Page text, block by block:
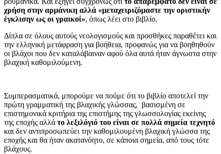
χρήση στην αρμάνικη αλλά «μεταχειριζόμαστε την οριστικήν
έγκλισην ως οι γραικοί», όπως λέει στο βιβλίο.
Δίπλα σε όλους αυτούς νεολογισμούς και προσθήκες παραθέτει και
την ελληνική μετάφραση για βοήθεια, προφανώς για να βοηθηθούν
οι βλάχοι που δεν καταλάβαιναν αφού όλα αυτά ήταν άγνωστα στην
βλαχική καθομιλούμενη.
Συμπερασματικά, μπορούμε να πούμε ότι το βιβλίο αποτελεί την
πρώτη γραμματική της βλαχικής γλώσσας, βασισμένη σε
επιστημονικά κριτήρια της επιστήμης της γλωσσολογίας εκείνης
της εποχής αλλά το λεξιλόγιό του είναι σε πολλά σημεία τεχνητό
και δεν αντιπροσωπεύει την καθομιλουμένη βλαχική γλώσσα της
εποχής και θα ήταν ακατανόητο, σε κάποια σημεία, από τους τότε
βλάχους.